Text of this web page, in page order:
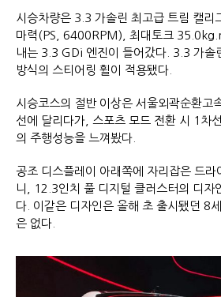
시승차량은 3.3 가솔린 최고급 트림 캘리
마력(PS, 6400RPM), 최대토크
내는 3.3 GDi 엔진이 들어갔다. 3.3 가솔
방식의 스티어링 휠이 적용됐다.
시승코스의 절반 이상은 서울외곽순환고
선에 달리다가, 스포츠 모드 전환 시 1차
의 주행성능을 느껴봤다.
공조 디스플레이 아래쪽에 자리잡은 드라
니, 12.3인치 풀 디지털 클러스터의 디자
다. 이같은 디자인은 올해 초 출시됐던 8
은 없다.